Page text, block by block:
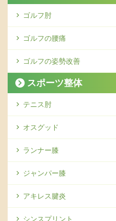
ゴルフ肘
ゴルフの腰痛
ゴルフの姿勢改善
スポーツ整体
テニス肘
オスグッド
ランナー膝
ジャンパー膝
アキレス腱炎
シンスプリント